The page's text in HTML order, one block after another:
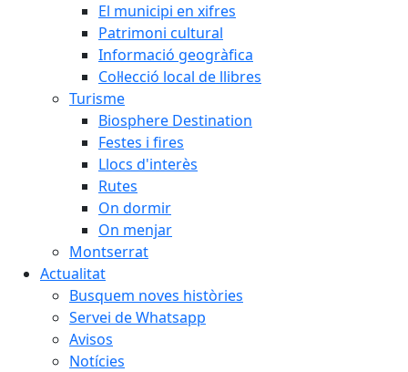
El municipi en xifres
Patrimoni cultural
Informació geogràfica
Col·lecció local de llibres
Turisme
Biosphere Destination
Festes i fires
Llocs d'interès
Rutes
On dormir
On menjar
Montserrat
Actualitat
Busquem noves històries
Servei de Whatsapp
Avisos
Notícies